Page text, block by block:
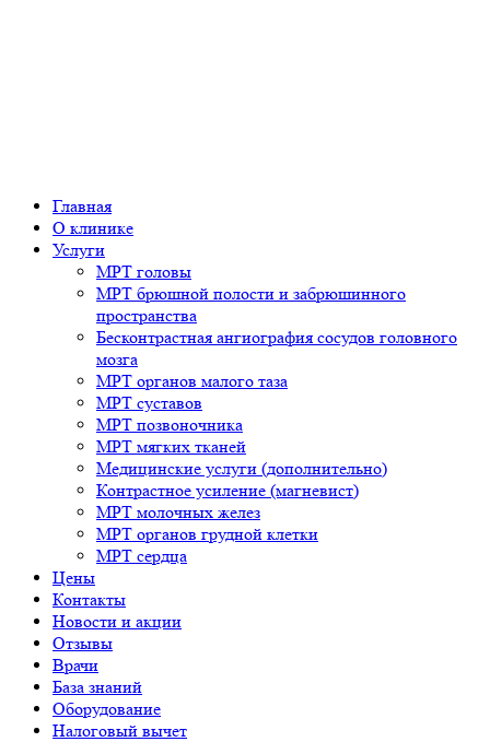
Главная
О клинике
Услуги
МРТ головы
МРТ брюшной полости и забрюшинного
пространства
Бесконтрастная ангиография сосудов головного
мозга
МРТ органов малого таза
МРТ суставов
МРТ позвоночника
МРТ мягких тканей
Медицинские услуги (дополнительно)
Контрастное усиление (магневист)
МРТ молочных желез
МРТ органов грудной клетки
МРТ сердца
Цены
Контакты
Новости и акции
Отзывы
Врачи
База знаний
Оборудование
Налоговый вычет